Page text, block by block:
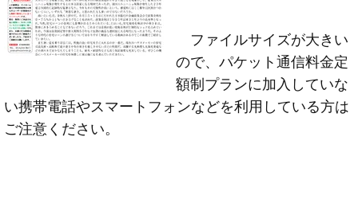
ファイルサイズが大きい
ので、パケット通信料金定
額制プランに加入していな
い携帯電話やスマートフォンなどを利用している方は
ご注意ください。